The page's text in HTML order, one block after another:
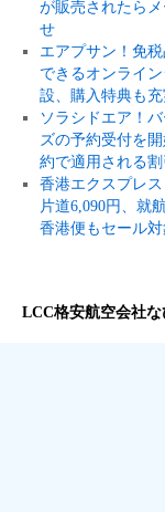
が販売されたら
せ
エアプサン！免
できるオンライ
設、購入特典も
ソラシドエア！
ズの予約受付を
約で適用される
香港エクスプレ
片道6,090円、就
香港便もセール対
LCC格安航空会社